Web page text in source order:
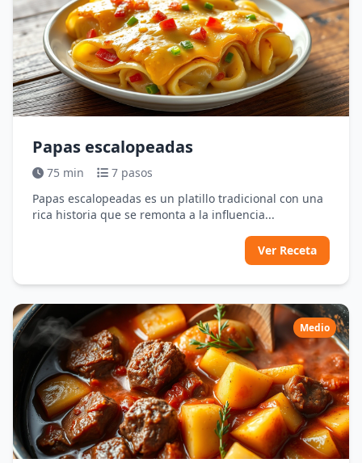
Papas escalopeadas
75 min
7 pasos
Papas escalopeadas es un platillo tradicional con una
rica historia que se remonta a la influencia...
Ver Receta
Medio